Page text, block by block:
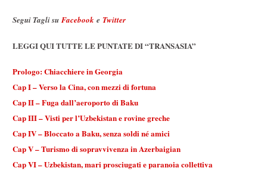
Segui Tagli su Facebook e Twitter
LEGGI QUI TUTTE LE PUNTATE DI “TRANSASIA”
Prologo: Chiacchiere in Georgia
Cap I – Verso la Cina, con mezzi di fortuna
Cap II – Fuga dall’aeroporto di Baku
Cap III – Visti per l’Uzbekistan e rovine greche
Cap IV – Bloccato a Baku, senza soldi né amici
Cap V – Turismo di sopravvivenza in Azerbaigian
Cap VI – Uzbekistan, mari prosciugati e paranoia collettiva